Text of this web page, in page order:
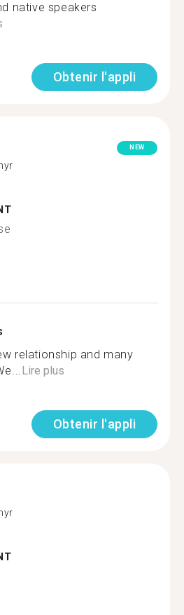
native speakers
Obtenir l'appli
NEW
relationship and many
Lire plus
Obtenir l'appli